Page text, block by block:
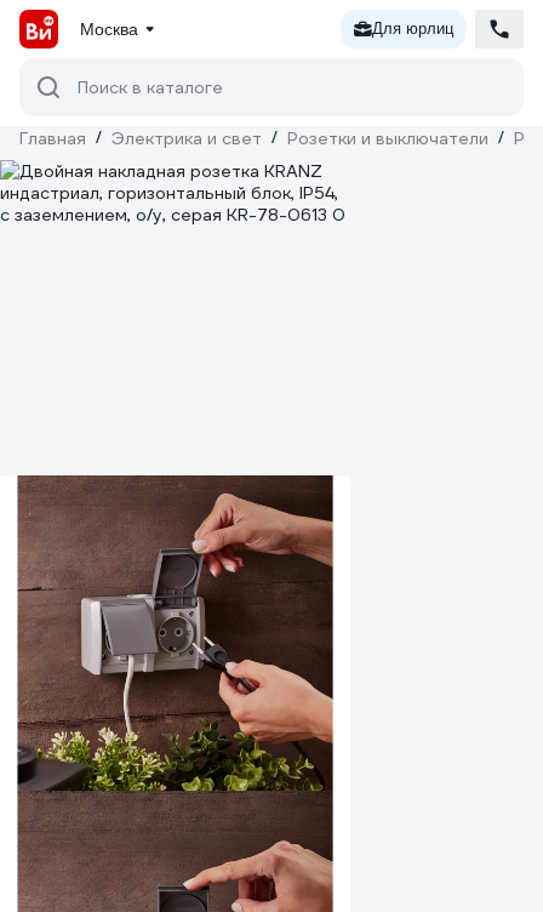
Москва Для юрлиц
Поиск в каталоге
Главная / Электрика и свет / Розетки и выключатели /